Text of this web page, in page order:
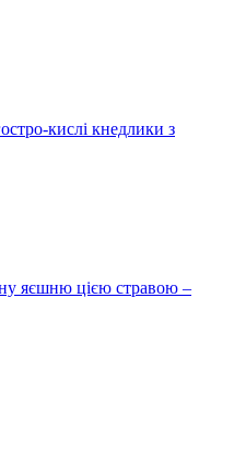
кислі кнедлики з
яєшню цією стравою –